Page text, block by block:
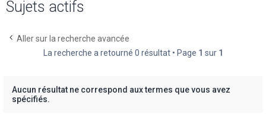
Sujets actifs
Aller sur la recherche avancée
La recherche a retourné 0 résultat • Page 1 sur 1
Aucun résultat ne correspond aux termes que vous avez
spécifiés.